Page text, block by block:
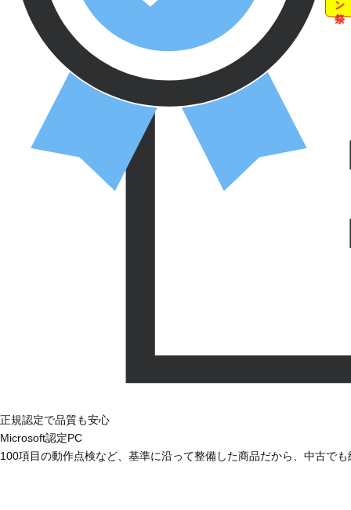
正規認定で品質も安心
Microsoft認定PC
100項目の動作点検など、基準に沿って整備した商品だから、中古で